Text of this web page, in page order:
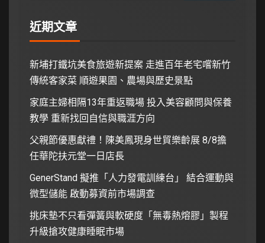
近期文章
新埔打鐵坑美食旅遊新提案 走進百年老宅嚐新竹
傳統客家菜 順遊果園、農場與歷史景點
家庭主婦相隔13年重返職場 投入美容顧問與保養
教學 重新找回自信與職涯方向
父親節優惠獻禮！陳美鳳現身世貿樂齡展 8/8擔
任華陀扶元堂一日店長
GenerStand 擬推「人力發電訓練台」 結合運動與
微型儲能 啟動募資前市場調查
挑床墊不只看彈簧與軟硬度「無毒熱熔膠」製程
升級搶攻健康睡眠市場